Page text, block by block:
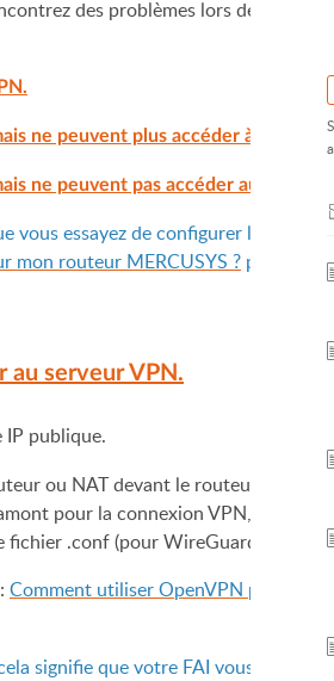
des problèmes lors de la
ne peuvent plus accéder à Internet.
ne peuvent pas accéder aux
essayez de configurer le client
mon routeur MERCUSYS ? pour le
au serveur VPN.
IP publique.
ou NAT devant le routeur
pour la connexion VPN, puis
.conf (pour WireGuard VPN).
Comment utiliser OpenVPN pour
signifie que votre FAI vous attribue